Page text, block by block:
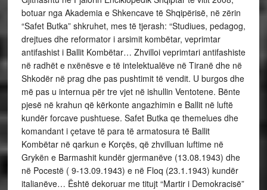
botuar nga Akademia e Shkencave të Shqipërisë, në zërin
“Safet Butka” shkruhet, mes të tjerash: “Studiues, pedagog,
drejtues dhe reformator i arsimit kombëtar, veprimtar
antifashist i Ballit Kombëtar… Zhvilloi veprimtari antifashiste
në radhët e nxënësve e të intelektualëve në Tiranë dhe në
Shkodër në prag dhe pas pushtimit të vendit. U burgos dhe
më pas u internua për tre vjet në ishullin Ventotene. Bënte
pjesë në krahun që kërkonte angazhimin e Ballit në luftë
kundër forcave pushtuese. Safet Butka qe themelues dhe
komandant i çetave të para të armatosura të Ballit
Kombëtar në qarkun e Korçës, që zhvilluan luftime në
Grykën e Barmashit kundër gjermanëve (13.08.1943) dhe
në Pocestë ( 9-13.09.1943) e në Floq (23.1.1943) kundër
italianëve… Është dekoruar me titujt “Martir i Demokracisë”